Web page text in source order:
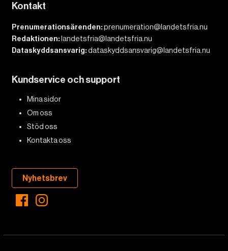
Kontakt
Prenumerationsärenden:prenumeration@landetsfria.nu
Redaktionen: landetsfria@landetsfria.nu
Dataskyddsansvarig:dataskyddsansvarig@landetsfria.nu
Kundservice och support
Mina sidor
Om oss
Stöd oss
Kontakta oss
Nyhetsbrev